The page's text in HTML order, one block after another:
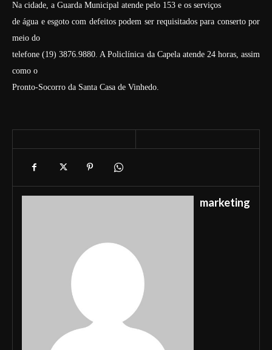
Na cidade, a Guarda Municipal atende pelo 153 e os serviços
de água e esgoto com defeitos podem ser requisitados para conserto por
meio do
telefone (19) 3876.9880. A Policlínica da Capela atende 24 horas, assim
como o
Pronto-Socorro da Santa Casa de Vinhedo.
marketing